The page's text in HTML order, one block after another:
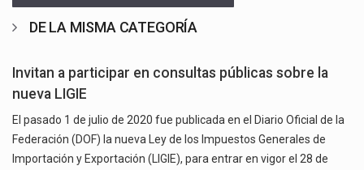
DE LA MISMA CATEGORÍA
Invitan a participar en consultas públicas sobre la
nueva LIGIE
El pasado 1 de julio de 2020 fue publicada en el Diario Oficial de la
Federación (DOF) la nueva Ley de los Impuestos Generales de
Importación y Exportación (LIGIE), para entrar en vigor el 28 de